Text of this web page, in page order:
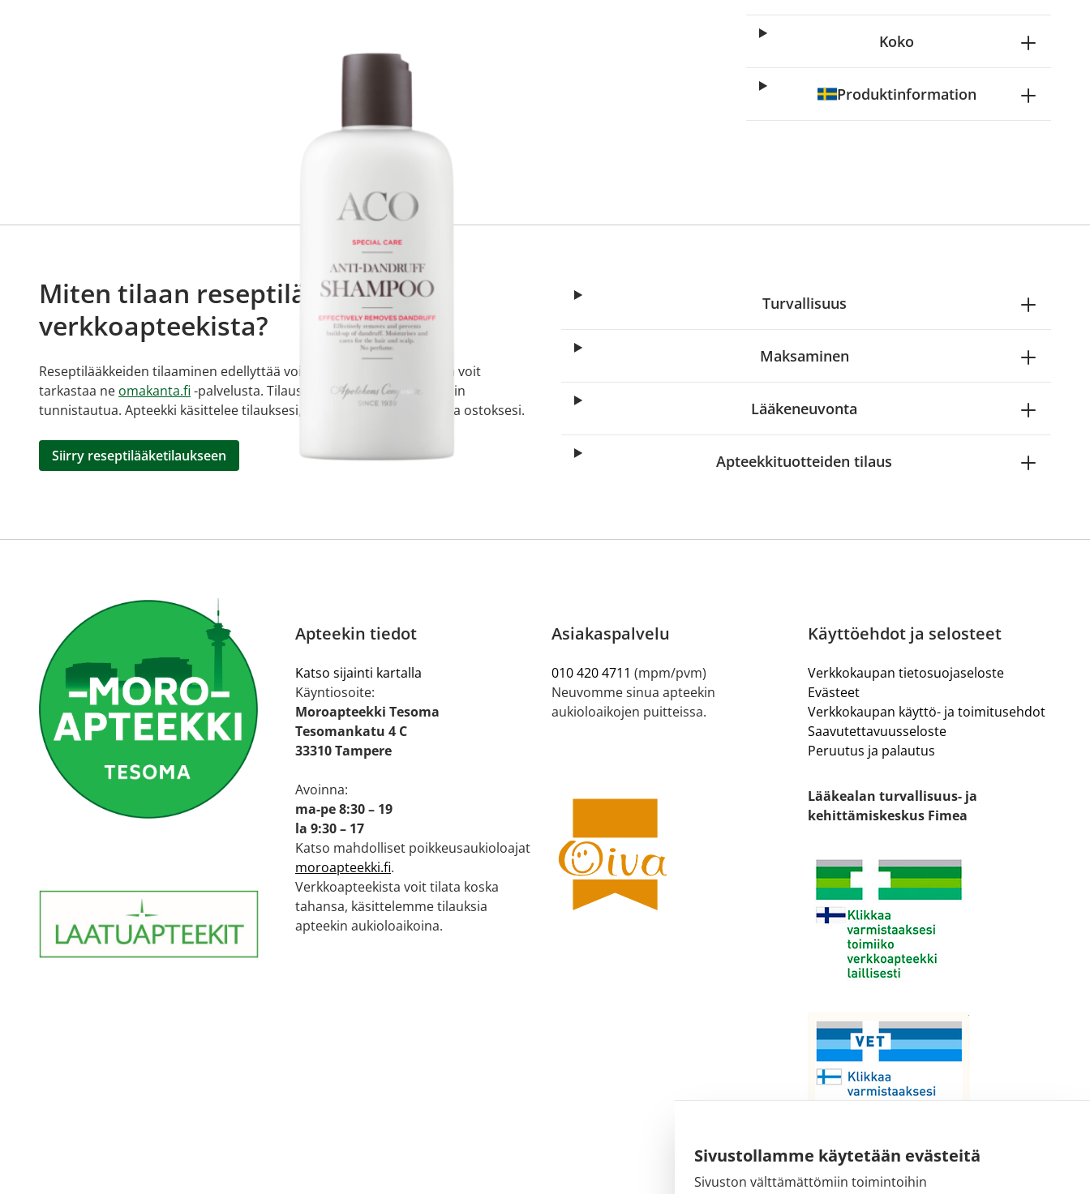
Sivustollamme käytetään evästeitä
Sivuston välttämättömiin toimintoihin
Koko
Produktinformation
Miten tilaan reseptilääkkeitä
verkkoapteekista?
Reseptilääkkeiden tilaaminen edellyttää voimassa olevaa reseptiä, ja voit
tarkastaa ne omakanta.fi -palvelusta. Tilausta varten sinun pitää ensin
tunnistautua. Apteekki käsittelee tilauksesi, jonka jälkeen voit maksaa ostoksesi.
Siirry reseptilääketilaukseen
Turvallisuus
Maksaminen
Lääkeneuvonta
Apteekkituotteiden tilaus
Apteekin tiedot
Katso sijainti kartalla
Käyntiosoite:
Moroapteekki Tesoma
Tesomankatu 4 C
33310 Tampere
Avoinna:
ma-pe 8:30 – 19
la 9:30 – 17
Katso mahdolliset poikkeusaukioloajat
moroapteekki.fi.
Verkkoapteekista voit tilata koska
tahansa, käsittelemme tilauksia
apteekin aukioloaikoina.
Asiakaspalvelu
010 420 4711 (mpm/pvm)
Neuvomme sinua apteekin
aukioloaikojen puitteissa.
Käyttöehdot ja selosteet
Verkkokaupan tietosuojaseloste
Evästeet
Verkkokaupan käyttö- ja toimitusehdot
Saavutettavuusseloste
Peruutus ja palautus
Lääkealan turvallisuus- ja
kehittämiskeskus Fimea
Sähköpostiosoite: